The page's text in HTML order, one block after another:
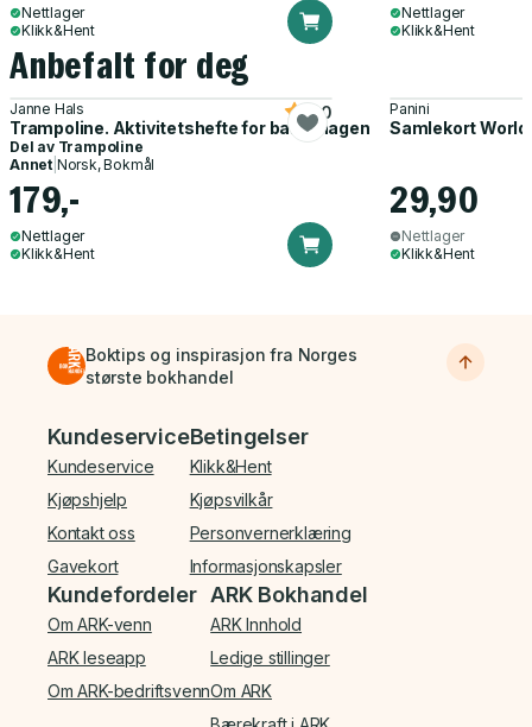
Nettlager
Klikk&Hent
Nettlager
Klikk&Hent
Anbefalt for deg
Janne Hals
Trampoline. Aktivitetshefte for barnehagen
5.0
Del av Trampoline
Annet Norsk, Bokmål
179,-
Nettlager
Klikk&Hent
Panini
Samlekort
29,90
Nettlager
Klikk&Hent
Boktips og inspirasjon fra Norges
største bokhandel
Bunnmeny
Kundeservice
Kundeservice
Kjøpshjelp
Kontakt oss
Gavekort
Betingelser
Klikk&Hent
Kjøpsvilkår
Personvernerklæring
Informasjonskapsler
Kundefordeler
Om ARK-venn
ARK leseapp
Om ARK-bedriftsvenn
ARK Bokhandel
ARK Innhold
Ledige stillinger
Om ARK